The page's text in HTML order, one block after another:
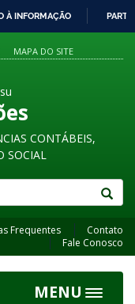
À INFORMAÇÃO
MAPA DO SITE
CONTÁBEIS,
SOCIAL
Frequentes
Contato
Fale Conosco
MENU
Toggle